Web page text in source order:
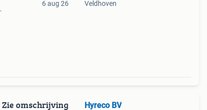
6 aug 26 Veldhoven
Zie omschrijving Hyreco BV